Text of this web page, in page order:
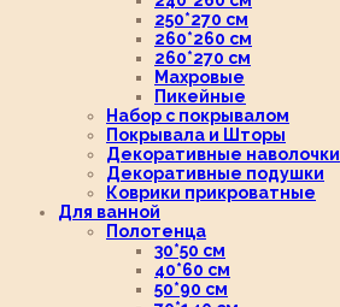
250*270 см
260*260 см
260*270 см
Махровые
Пикейные
Набор с покрывалом
Покрывала и Шторы
Декоративные наволочки
Декоративные подушки
Коврики прикроватные
Для ванной
Полотенца
30*50 см
40*60 см
50*90 см